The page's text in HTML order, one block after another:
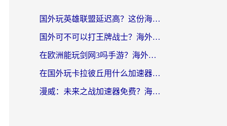
国外玩英雄联盟延迟高？这份海外畅玩国服游戏的加速器终极指南帮你搞定
国外可不可以打王牌战士？海外党国服游戏加速终极指南（附3款热门游戏实测）
在欧洲能玩剑网3吗手游？海外党国服畅玩终极攻略（附三大热门游戏解决方案）
在国外玩卡拉彼丘用什么加速器好一点？海外党亲测有效的国服游戏加速指南
漫威：未来之战加速器免费？海外玩家国服畅玩终极指南（附一梦江湖弈剑行解决方案）